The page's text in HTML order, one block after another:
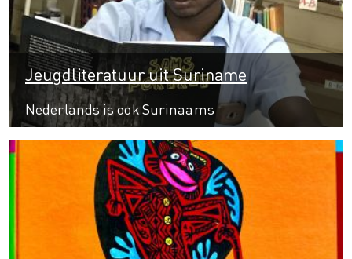
Jeugdliteratuur uit Suriname
Nederlands is ook Surinaams